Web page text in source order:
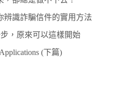
辨識詐騙信件的實用方法
，原來可以這樣開始
(下篇)